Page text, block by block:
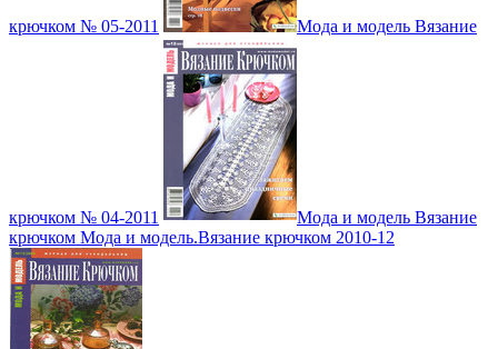
крючком № 05-2011 Мода и модель Вязание
крючком № 04-2011
Мода и модель Вязание
крючком Мода и модель.Вязание крючком 2010-12